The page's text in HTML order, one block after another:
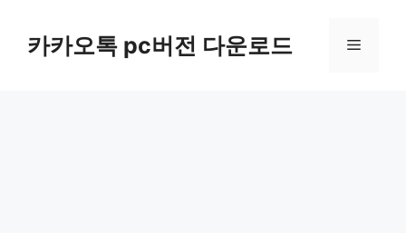
카카오톡 pc버전 다운로드 메